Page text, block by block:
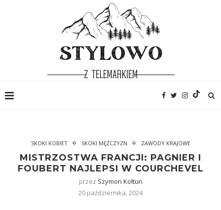
SKOKI KOBIET SKOKI MĘŻCZYZN ZAWODY KRAJOWE
MISTRZOSTWA FRANCJI: PAGNIER I
FOUBERT NAJLEPSI W COURCHEVEL
przez Szymon Kołtun
20 października, 2024